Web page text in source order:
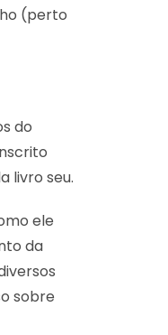
(perto
do
livro seu.
ele
da
sobre